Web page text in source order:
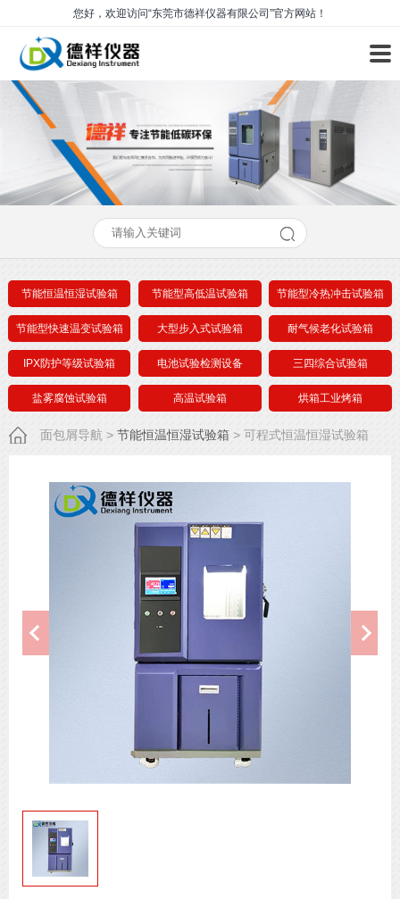
您好，欢迎访问“东莞市德祥仪器有限公司”官方网站！
节能恒温恒湿试验箱 节能型高低温试验箱 节能型冷热冲击试验箱
节能型快速温变试验箱 大型步入式试验箱 耐气候老化试验箱
IPX防护等级试验箱 电池试验检测设备 三四综合试验箱
盐雾腐蚀试验箱 高温试验箱 烘箱工业烤箱
面包屑导航 > 节能恒温恒湿试验箱 > 可程式恒温恒湿试验箱